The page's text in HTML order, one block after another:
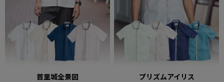
首里城全景図
プリズムアイリス